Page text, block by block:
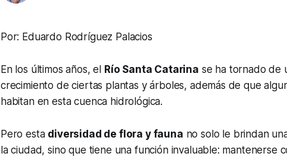
Por: Eduardo Rodríguez Palacios
En los últimos años, el Río Santa Catarina se ha tornado de
crecimiento de ciertas plantas y árboles, además de que
habitan en esta cuenca hidrológica.
Pero esta diversidad de flora y fauna no solo le brindan
la ciudad, sino que tiene una función invaluable: mantenerse